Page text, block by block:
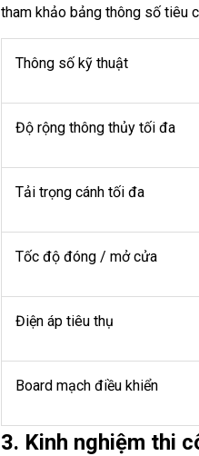
tham khảo bảng thông số tiêu
Thông số kỹ thuật
Độ rộng thông thủy tối đa
Tải trọng cánh tối đa
Tốc độ đóng / mở cửa
Điện áp tiêu thụ
Board mạch điều khiển
3. Kinh nghiệm thi